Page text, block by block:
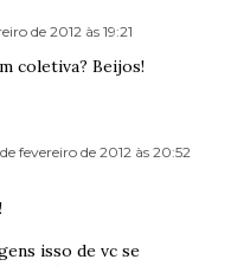
de 2012 às 19:21
coletiva? Beijos!
fevereiro de 2012 às 20:52
isso de vc se